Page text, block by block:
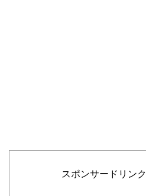
スポンサードリンク